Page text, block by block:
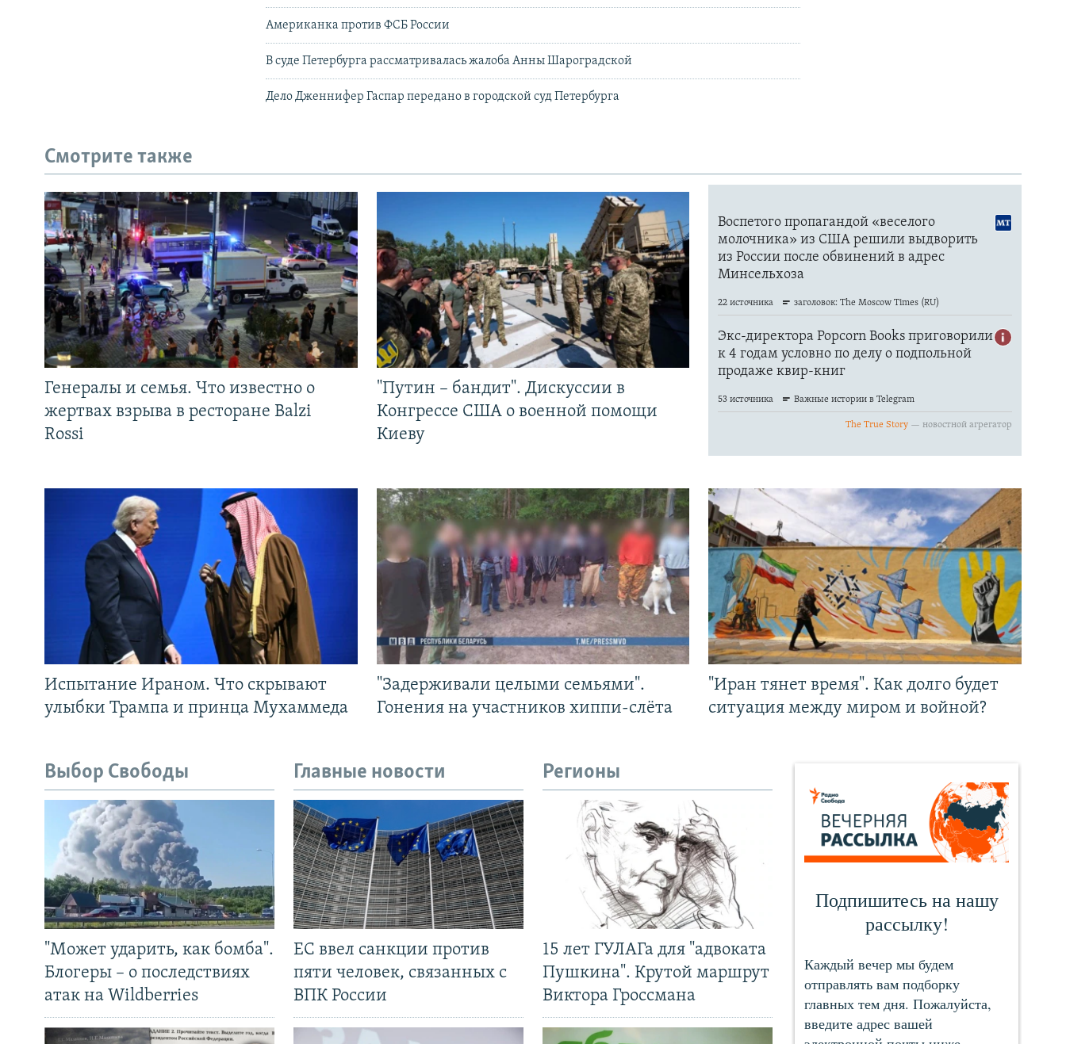
Американка против ФСБ России
В суде Петербурга рассматривалась жалоба Анны Шароградской
Дело Дженнифер Гаспар передано в городской суд Петербурга
Смотрите также
Генералы и семья. Что известно о
жертвах взрыва в ресторане Balzi
Rossi
"Путин – бандит". Дискуссии в
Конгрессе США о военной помощи
Киеву
Испытание Ираном. Что скрывают
улыбки Трампа и принца Мухаммеда
"Задерживали целыми семьями".
Гонения на участников хиппи-слёта
"Иран тянет время". Как долго будет
ситуация между миром и войной?
Выбор Свободы
"Может ударить, как бомба".
Блогеры – о последствиях
атак на Wildberries
Главные новости
ЕС ввел санкции против
пяти человек, связанных с
ВПК России
Регионы
15 лет ГУЛАГа для "адвоката
Пушкина". Крутой маршрут
Виктора Гроссмана